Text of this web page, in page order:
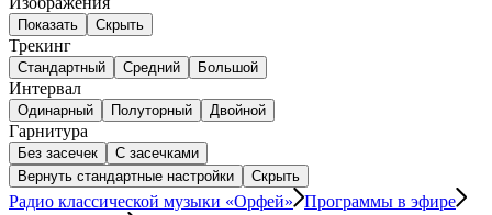
Показать Скрыть
Трекинг
Стандартный Средний Большой
Интервал
Одинарный Полуторный Двойной
Гарнитура
Без засечек
С засечками
Вернуть стандартные настройки
Скрыть
Радио классической музыки «Орфей»
Программы в эфире